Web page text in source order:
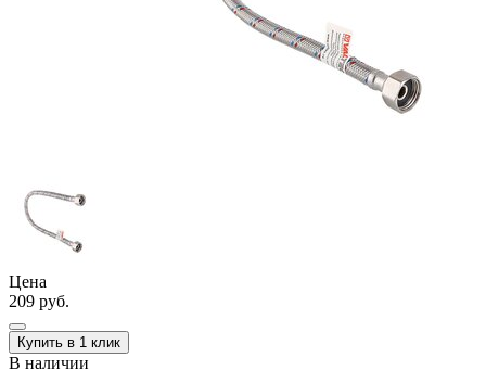
Цена
209 руб.
Купить в 1 клик
В наличии